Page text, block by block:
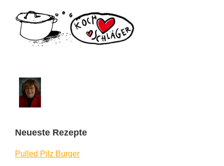
Seitenspalte
Neueste Rezepte
Pulled Pilz Burger